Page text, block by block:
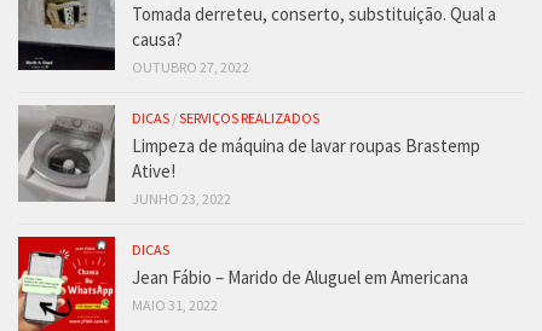
Tomada derreteu, conserto, substituição. Qual a
causa?
OUTUBRO 27, 2022
DICAS /SERVIÇOS REALIZADOS
Limpeza de máquina de lavar roupas Brastemp
Ative!
JUNHO 23, 2022
DICAS
Jean Fábio – Marido de Aluguel em Americana
MAIO 31, 2022